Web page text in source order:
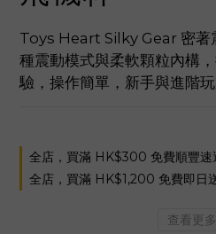
Toys Heart Silky Gear 密著
種震動模式與柔軟顆粒內構
驗，操作簡單，新手與進階玩
全店，買滿 HK$300 免費順豐速
全店，買滿 HK$1,200 免費即日
查看更多